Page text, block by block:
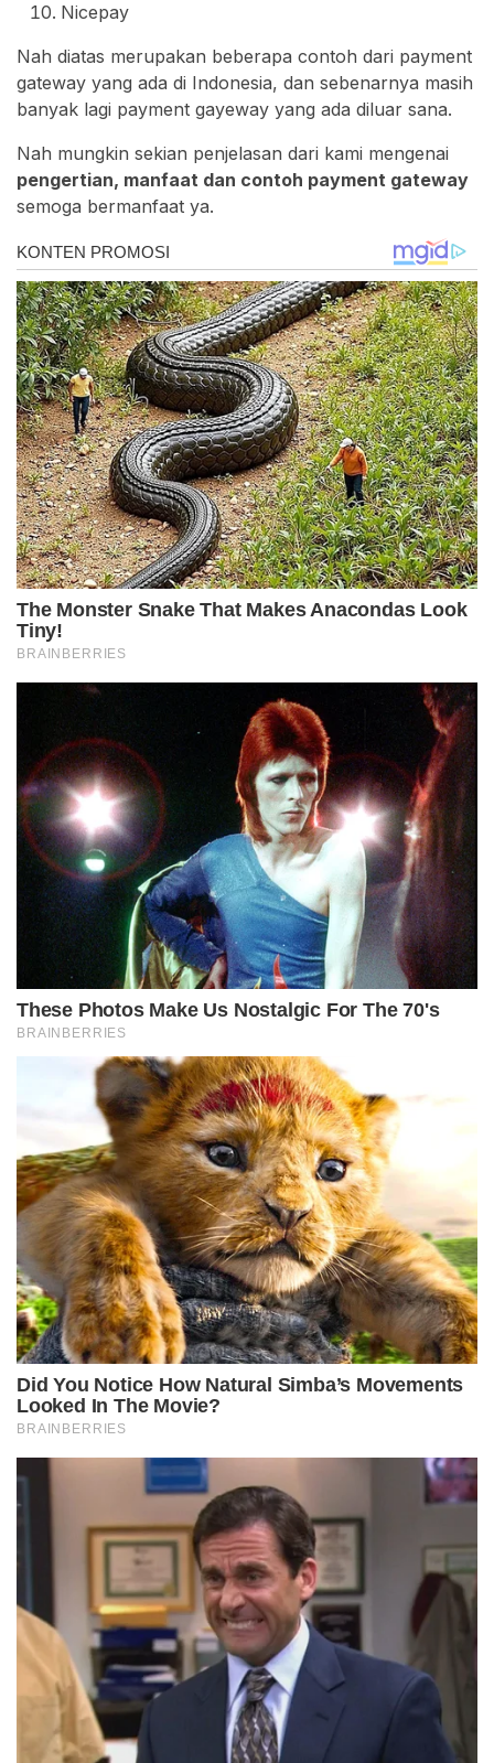
Nicepay
Nah diatas merupakan beberapa contoh dari payment
gateway yang ada di Indonesia, dan sebenarnya masih
banyak lagi payment gayeway yang ada diluar sana.
Nah mungkin sekian penjelasan dari kami mengenai
pengertian, manfaat dan contoh payment gateway
semoga bermanfaat ya.